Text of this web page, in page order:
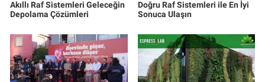
Akıllı Raf Sistemleri Geleceğin
Depolama Çözümleri
Doğru Raf Sistemleri ile En İyi
Sonuca Ulaşın